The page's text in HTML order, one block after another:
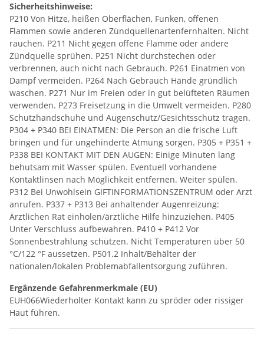
Sicherheitshinweise:
P210 Von Hitze, heißen Oberflächen, Funken, offenen
Flammen sowie anderen Zündquellenartenfernhalten. Nicht
rauchen. P211 Nicht gegen offene Flamme oder andere
Zündquelle sprühen. P251 Nicht durchstechen oder
verbrennen, auch nicht nach Gebrauch. P261 Einatmen von
Dampf vermeiden. P264 Nach Gebrauch Hände gründlich
waschen. P271 Nur im Freien oder in gut belüfteten Räumen
verwenden. P273 Freisetzung in die Umwelt vermeiden. P280
Schutzhandschuhe und Augenschutz/Gesichtsschutz tragen.
P304 + P340 BEI EINATMEN: Die Person an die frische Luft
bringen und für ungehinderte Atmung sorgen. P305 + P351 +
P338 BEI KONTAKT MIT DEN AUGEN: Einige Minuten lang
behutsam mit Wasser spülen. Eventuell vorhandene
Kontaktlinsen nach Möglichkeit entfernen. Weiter spülen.
P312 Bei Unwohlsein GIFTINFORMATIONSZENTRUM oder Arzt
anrufen. P337 + P313 Bei anhaltender Augenreizung:
Ärztlichen Rat einholen/ärztliche Hilfe hinzuziehen. P405
Unter Verschluss aufbewahren. P410 + P412 Vor
Sonnenbestrahlung schützen. Nicht Temperaturen über 50
°C/122 °F aussetzen. P501.2 Inhalt/Behälter der
nationalen/lokalen Problemabfallentsorgung zuführen.
Ergänzende Gefahrenmerkmale (EU)
EUH066Wiederholter Kontakt kann zu spröder oder rissiger
Haut führen.